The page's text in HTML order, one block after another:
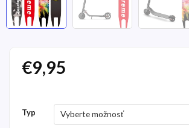
€9,95
Typ